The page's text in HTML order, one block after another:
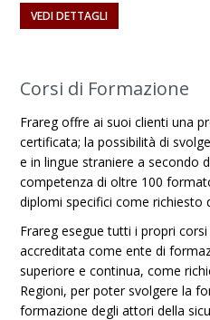
VEDI DETTAGLI
Corsi di Formazione
Frareg offre ai suoi clienti una
certificata; la possibilità di
e in lingue straniere a secondo
competenza di oltre 100
diplomi specifici come richiesto
Frareg esegue tutti i propri
accreditata come ente di
superiore e continua, come
Regioni, per poter svolgere la
formazione degli attori della